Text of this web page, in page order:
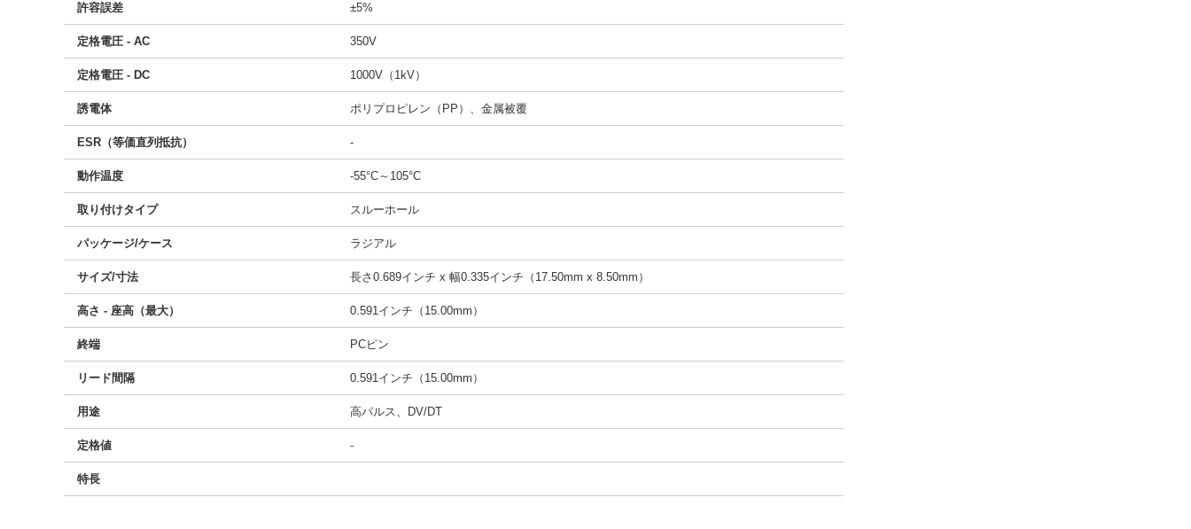
許容誤差 ±5%
定格電圧 - AC 350V
定格電圧 - DC 1000V（1kV）
誘電体 ポリプロピレン（PP）、金属被覆
ESR（等価直列抵抗） -
動作温度 -55°C～105°C
取り付けタイプ スルーホール
パッケージ/ケース ラジアル
サイズ/寸法 長さ0.689インチ x 幅0.335インチ（17.50mm x 8.50mm）
高さ - 座高（最大） 0.591インチ（15.00mm）
終端 PCピン
リード間隔 0.591インチ（15.00mm）
用途 高パルス、DV/DT
定格値 -
特長